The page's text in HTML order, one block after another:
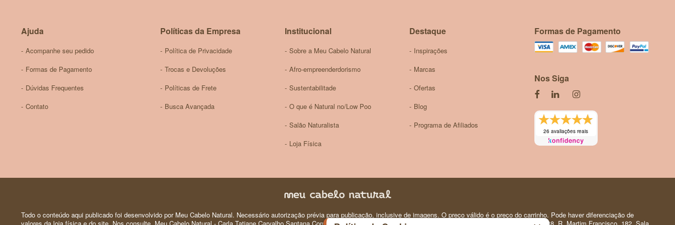
Ajuda
Acompanhe seu pedido
Formas de Pagamento
Dúvidas Frequentes
Contato
Políticas da Empresa
Política de Privacidade
Trocas e Devoluções
Políticas de Frete
Busca Avançada
Institucional
Sobre a Meu Cabelo Natural
Afro-empreenderdorismo
Sustentabilitade
O que é Natural no/Low Poo
Salão Naturalista
Loja Física
Destaque
Inspirações
Marcas
Ofertas
Blog
Programa de Afiliados
Formas de Pagamento
Nos Siga
26 avaliações reais
Todo o conteúdo aqui publicado foi desenvolvido por Meu Cabelo Natural. Necessário autorização prévia para publicação, inclusive de imagens. O preço válido é o preço do carrinho. Pode haver diferenciação de